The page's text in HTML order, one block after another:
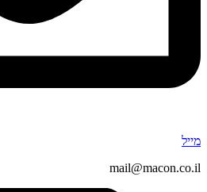
מייל
mail@macon.co.il